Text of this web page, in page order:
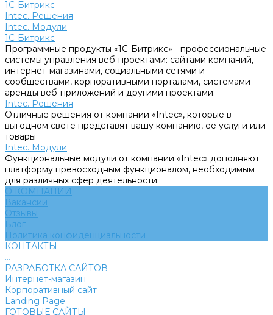
1С-Битрикс
Intec. Решения
Intec. Модули
1С-Битрикс
Программные продукты «1С-Битрикс» - профессиональные
системы управления веб-проектами: сайтами компаний,
интернет-магазинами, социальными сетями и
сообществами, корпоративными порталами, системами
аренды веб-приложений и другими проектами.
Intec. Решения
Отличные решения от компании «Intec», которые в
выгодном свете представят вашу компанию, ее услуги или
товары
Intec. Модули
Функциональные модули от компании «Intec» дополняют
платформу превосходным функционалом, необходимым
для различных сфер деятельности.
О КОМПАНИИ
Вакансии
Отзывы
Блог
Политика конфиденциальности
КОНТАКТЫ
...
РАЗРАБОТКА САЙТОВ
Интернет-магазин
Корпоративный сайт
Landing Page
ГОТОВЫЕ САЙТЫ